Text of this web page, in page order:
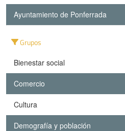
Ayuntamiento de Ponferrada
Grupos
Bienestar social
Comercio
Cultura
Demografía y población